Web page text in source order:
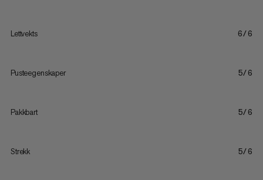
Lettvekts 6/6
Pusteegenskaper 5/6
Pakkbart 5/6
Strekk 5/6